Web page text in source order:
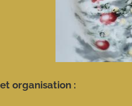
organisation :